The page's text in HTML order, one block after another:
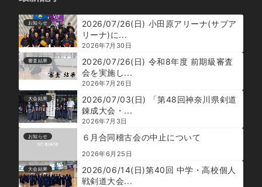
お知らせ
2026/07/26(日) 小田原アリーナ(サブア
リーナ)に...
2026年7月30日
審査結果
2026/07/26(日) 令和8年度 前期級審査
会を実施し...
2026年7月26日
大会結果
2026/07/03(日) 「第48回神奈川県剣道
錬成大会・...
2026年7月3日
お知らせ ６月合同稽古会の中止について
2026年6月25日
大会結果
2026/06/14(日)第40回 中学・高校個人
戦剣道大会...